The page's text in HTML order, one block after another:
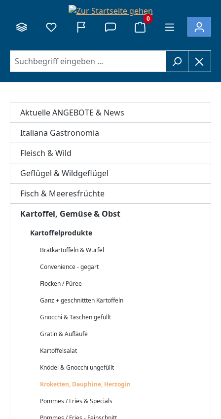
0
Aktuelle ANGEBOTE & News
Italiana Gastronomia
Fleisch & Wild
Geflügel & Wildgeflügel
Fisch & Meeresfrüchte
Kartoffel, Gemüse & Obst
Kartoffelprodukte
Bratkartoffeln & Würfel
Convenience - gegart
Flocken / Püree
Ganz + geschnittten Kartoffeln
Gnocchi & Taschen gefüllt
Gratin & Aufläufe
Kartoffelsalat
Knödel & Gnocchi ungefüllt
Kroketten, Dauphine, Herzogin
Pommes / Fries & Specials